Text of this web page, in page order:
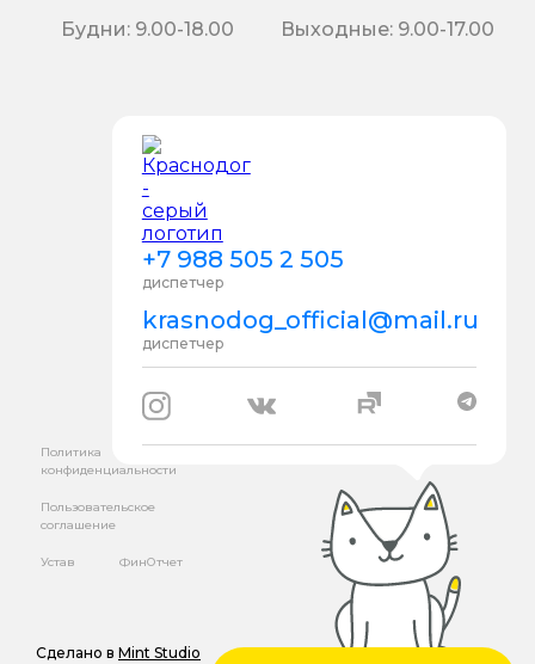
+7 988 505 2 505
диспетчер
krasnodog_official@mail.ru
диспетчер
Будни: 9.00-18.00 Выходные: 9.00-17.00
Политика
конфиденциальности
Пользовательское
соглашение
Устав ФинОтчет
Сделано в Mint Studio